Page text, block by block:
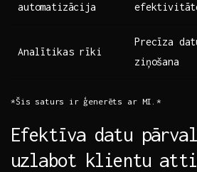
automatizācija
Analītikas⁣ rīki
Precīza
ziņošana
*Šis saturs ⁢ir ģenerēts ar MI.*
Efektīva datu
uzlabot klientu